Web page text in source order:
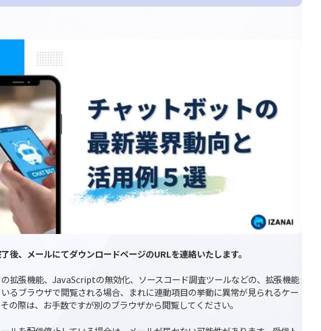
の紹介
完了後、メールにてダウンロードページのURLを連絡いたします。